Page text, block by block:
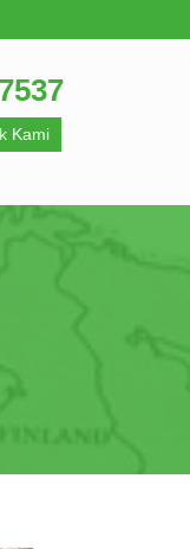
Kami